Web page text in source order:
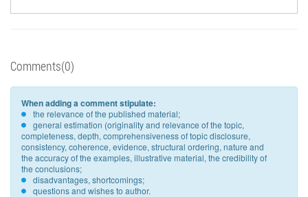
Comments(0)
When adding a comment stipulate:
the relevance of the published material;
general estimation (originality and relevance of the topic,
completeness, depth, comprehensiveness of topic disclosure,
consistency, coherence, evidence, structural ordering, nature and
the accuracy of the examples, illustrative material, the credibility of
the conclusions;
disadvantages, shortcomings;
questions and wishes to author.